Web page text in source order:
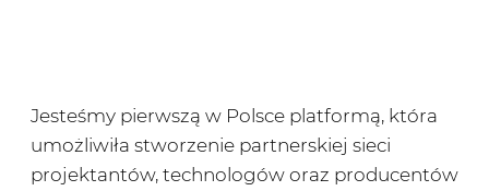
Jesteśmy pierwszą w Polsce platformą, która
umożliwiła stworzenie partnerskiej sieci
projektantów, technologów oraz producentów